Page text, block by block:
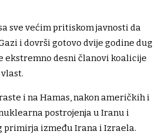
sve većim pritiskom javnosti da
i dovrši gotovo dvije godine dug
ekstremno desni članovi koalicije
i na Hamas, nakon američkih i
postrojenja u Iranu i
primirja između Irana i Izraela.